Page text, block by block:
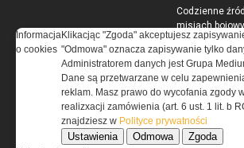
Codzienne
misjach
i wyposażeniu
i na świecie.
Informacja
o cookies
Klikacjąc "Zgoda" akceptujesz
"Odmowa" oznacza zapisywanie tylko
Administratorem danych jest Grupa
Dane są przetwarzane w celu
reklam. Masz prawo do wycofania zgody
realizxacji zamówienia (art. 6 ust. 1 lit. b
znajdziesz w Polityce prywatności
Ustawienia Odmowa Zgoda